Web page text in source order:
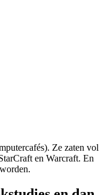
Ze zaten vol
en Warcraft. En